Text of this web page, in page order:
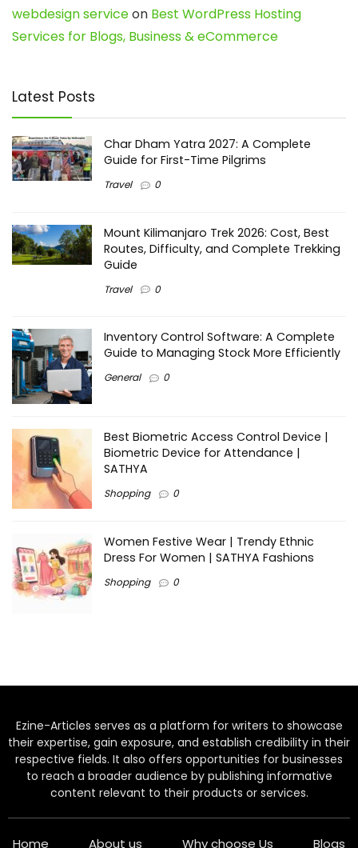
webdesign serviceon Best WordPress Hosting
Services for Blogs, Business & eCommerce
Latest Posts
Char Dham Yatra 2027: A Complete
Guide for First-Time Pilgrims
Travel 0
Mount Kilimanjaro Trek 2026: Cost, Best
Routes, Difficulty, and Complete Trekking
Guide
Travel 0
Inventory Control Software: A Complete
Guide to Managing Stock More Efficiently
General 0
Best Biometric Access Control Device |
Biometric Device for Attendance |
SATHYA
Shopping 0
Women Festive Wear | Trendy Ethnic
Dress For Women | SATHYA Fashions
Shopping 0
Ezine-Articles serves as a platform for writers to showcase
their expertise, gain exposure, and establish credibility in their
respective fields. It also offers opportunities for businesses
to reach a broader audience by publishing informative
content relevant to their products or services.
Home About us Why choose Us Blogs